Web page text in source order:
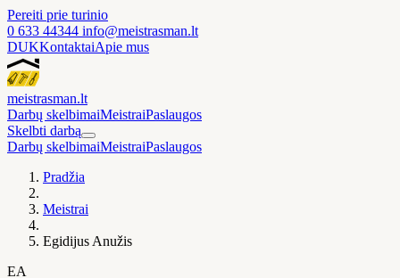
Pereiti prie turinio
0 633 44344 info@meistrasman.lt
DUKKontaktaiApie mus
meistrasman.lt
Darbų skelbimaiMeistraiPaslaugos
Skelbti darbą
Darbų skelbimaiMeistraiPaslaugos
Pradžia
Meistrai
Egidijus Anužis
EA